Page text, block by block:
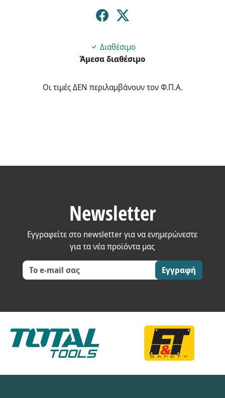
Διαθέσιμο
Άμεσα διαθέσιμο
Οι τιμές ΔΕΝ περιλαμβάνουν τον Φ.Π.Α.
Newsletter
Εγγραφείτε στο newsletter για να ενημερώνεστε
για τα νέα προϊόντα μας
Εγγραφή